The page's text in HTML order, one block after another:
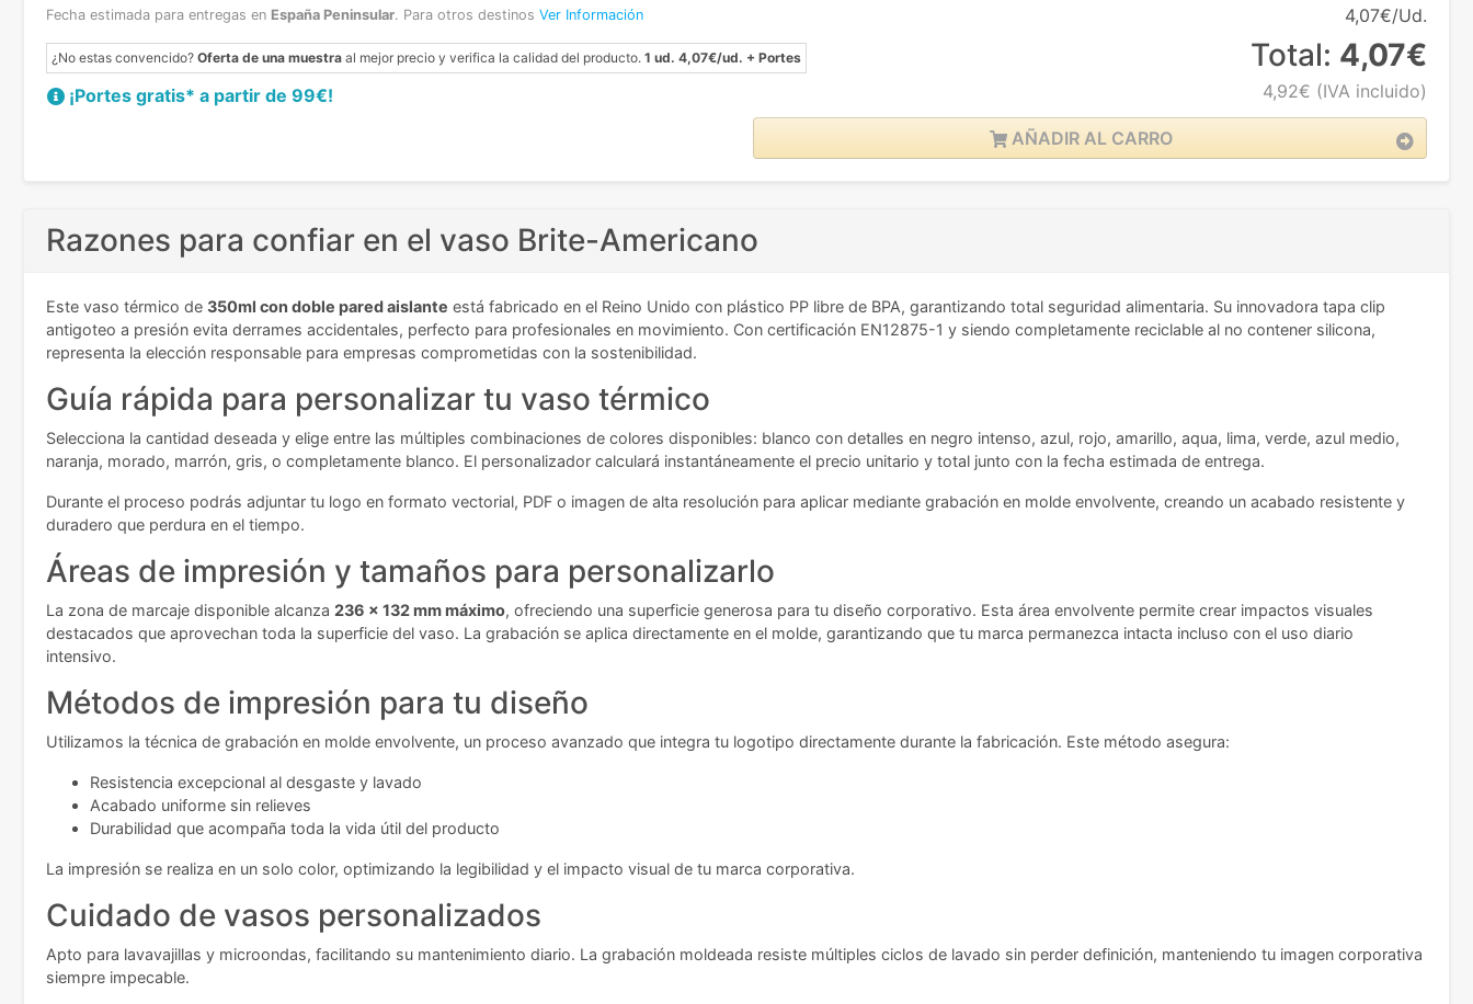
Fecha estimada para entregas en España Peninsular. Para otros destinos Ver Información
¿No estas convencido? Oferta de una muestra al mejor precio y verifica la calidad del producto. 1 ud. 4,07€/ud. + Portes
¡Portes gratis* a partir de 99€!
4,07€/Ud.
Total: 4,07€
4,92€ (IVA incluido)
AÑADIR AL CARRO
Razones para confiar en el vaso Brite-Americano
Este vaso térmico de 350ml con doble pared aislante está fabricado en el Reino Unido con plástico PP libre de BPA, garantizando total seguridad alimentaria. Su innovadora tapa clip
antigoteo a presión evita derrames accidentales, perfecto para profesionales en movimiento. Con certificación EN12875-1 y siendo completamente reciclable al no contener silicona,
representa la elección responsable para empresas comprometidas con la sostenibilidad.
Guía rápida para personalizar tu vaso térmico
Selecciona la cantidad deseada y elige entre las múltiples combinaciones de colores disponibles: blanco con detalles en negro intenso, azul, rojo, amarillo, aqua, lima, verde, azul medio,
naranja, morado, marrón, gris, o completamente blanco. El personalizador calculará instantáneamente el precio unitario y total junto con la fecha estimada de entrega.
Durante el proceso podrás adjuntar tu logo en formato vectorial, PDF o imagen de alta resolución para aplicar mediante grabación en molde envolvente, creando un acabado resistente y
duradero que perdura en el tiempo.
Áreas de impresión y tamaños para personalizarlo
La zona de marcaje disponible alcanza 236 x 132 mm máximo, ofreciendo una superficie generosa para tu diseño corporativo. Esta área envolvente permite crear impactos visuales
destacados que aprovechan toda la superficie del vaso. La grabación se aplica directamente en el molde, garantizando que tu marca permanezca intacta incluso con el uso diario
intensivo.
Métodos de impresión para tu diseño
Utilizamos la técnica de grabación en molde envolvente, un proceso avanzado que integra tu logotipo directamente durante la fabricación. Este método asegura:
Resistencia excepcional al desgaste y lavado
Acabado uniforme sin relieves
Durabilidad que acompaña toda la vida útil del producto
La impresión se realiza en un solo color, optimizando la legibilidad y el impacto visual de tu marca corporativa.
Cuidado de vasos personalizados
Apto para lavavajillas y microondas, facilitando su mantenimiento diario. La grabación moldeada resiste múltiples ciclos de lavado sin perder definición, manteniendo tu imagen corporativa
siempre impecable.